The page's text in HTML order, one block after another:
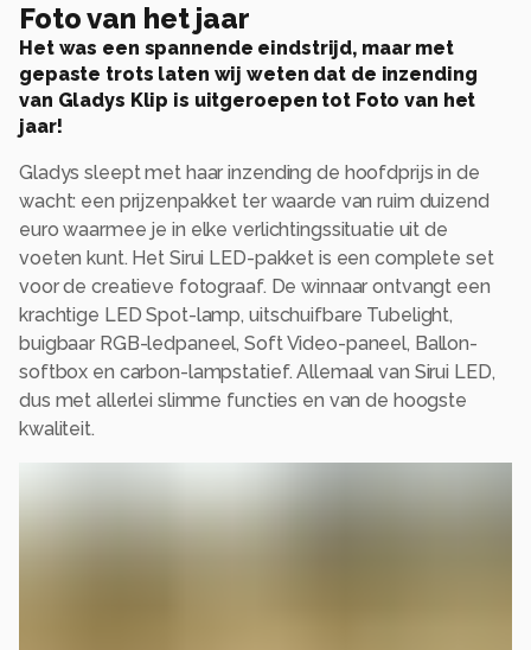
Foto van het jaar
Het was een spannende eindstrijd, maar met
gepaste trots laten wij weten dat de inzending
van Gladys Klip is uitgeroepen tot Foto van het
jaar!
Gladys sleept met haar inzending de hoofdprijs in de
wacht: een prijzenpakket ter waarde van ruim duizend
euro waarmee je in elke verlichtingssituatie uit de
voeten kunt. Het Sirui LED-pakket is een complete set
voor de creatieve fotograaf. De winnaar ontvangt een
krachtige LED Spot-lamp, uitschuifbare Tubelight,
buigbaar RGB-ledpaneel, Soft Video-paneel, Ballon-
softbox en carbon-lampstatief. Allemaal van Sirui LED,
dus met allerlei slimme functies en van de hoogste
kwaliteit.